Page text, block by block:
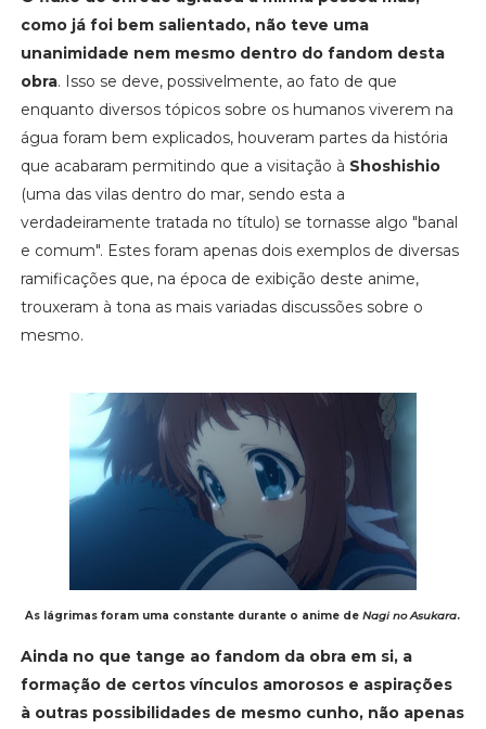
como já foi bem salientado, não teve uma
unanimidade nem mesmo dentro do fandom desta
obra. Isso se deve, possivelmente, ao fato de que
enquanto diversos tópicos sobre os humanos viverem na
água foram bem explicados, houveram partes da história
que acabaram permitindo que a visitação à Shoshishio
(uma das vilas dentro do mar, sendo esta a
verdadeiramente tratada no título) se tornasse algo "banal
e comum". Estes foram apenas dois exemplos de diversas
ramificações que, na época de exibição deste anime,
trouxeram à tona as mais variadas discussões sobre o
mesmo.
As lágrimas foram uma constante durante o anime deNagi no Asukara.
Ainda no que tange ao fandom da obra em si, a
formação de certos vínculos amorosos e aspirações
à outras possibilidades de mesmo cunho, não apenas